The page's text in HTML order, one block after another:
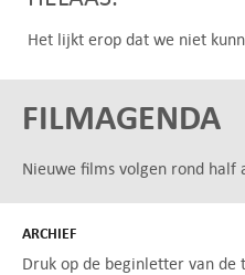
Het lijkt erop dat we niet
FILMAGENDA
Nieuwe films volgen rond half
ARCHIEF
Druk op de beginletter van